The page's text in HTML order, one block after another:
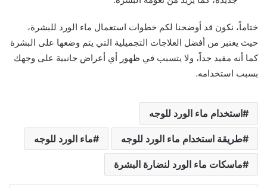
ختاماً، نكون قد أوضحنا لكم خطوات استعمال ماء الورد للبشرة،
حيث يعتبر من أفضل العلاجات التجميلية التي يتم وضعها على البشرة
كما أنه مفيد جداً، ولا يتسبب في ظهور أي أعراض جانبية على وجهك
بسبب استخدامه.
استخدام ماء الورد للوجه
طريقة استخدام ماء الورد للوجه ماء الورد للوجه
ماسكات ماء الورد لنضارة البشرة